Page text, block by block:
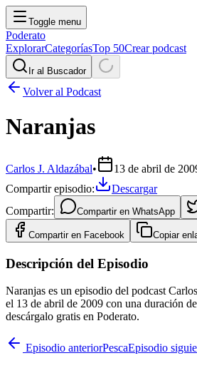
Toggle menu
Poderato
ExplorarCategoríasTop 50Crear podcast
Ir al Buscador
Volver al Podcast
Naranjas
Carlos J. Aldazábal• 13 de abril de
Compartir episodio:
Descargar
Compartir:
Compartir en WhatsApp
Compartir en Facebook Copiar
Descripción del Episodio
Naranjas es un episodio del podcast
el 13 de abril de 2009 con una duración
descárgalo gratis en Poderato.
Episodio anteriorPescaEpisodio